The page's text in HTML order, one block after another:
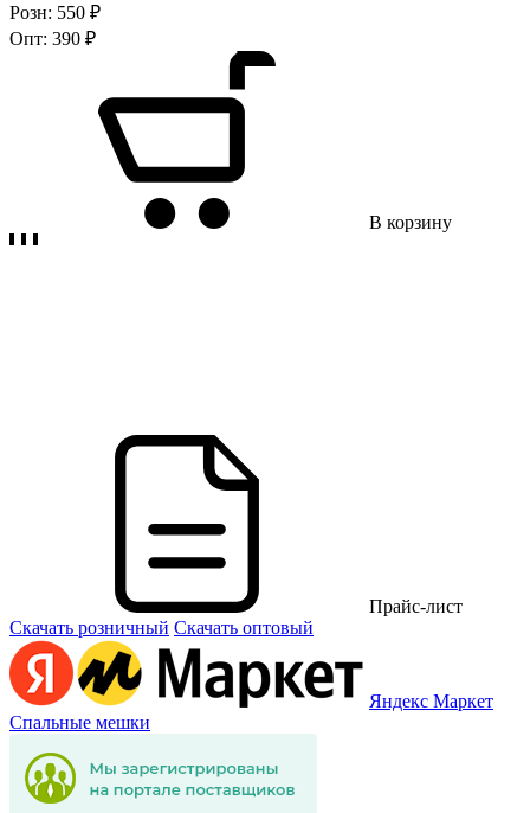
Розн: 550 ₽
Опт: 390 ₽
В корзину
Прайс-лист
Скачать розничный Скачать оптовый
Яндекс Маркет
Спальные мешки